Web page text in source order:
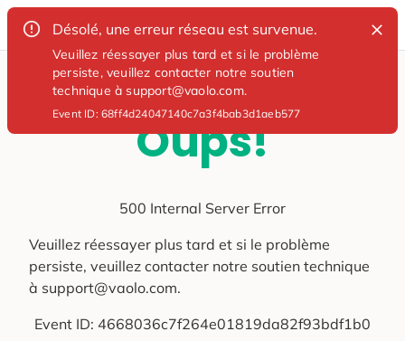
Désolé, une erreur réseau est survenue.
Veuillez réessayer plus tard et si le problème
persiste, veuillez contacter notre soutien
technique à support@vaolo.com.
Event ID:68ff4d24047140c7a3f4bab3d1aeb577
Oups!
500 Internal Server Error
Veuillez réessayer plus tard et si le problème
persiste, veuillez contacter notre soutien technique
à support@vaolo.com.
Event ID: 4668036c7f264e01819da82f93bdf1b0